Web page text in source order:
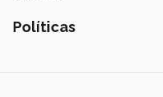
Lista de Desejos
Coleiras
Nexgard
Políticas